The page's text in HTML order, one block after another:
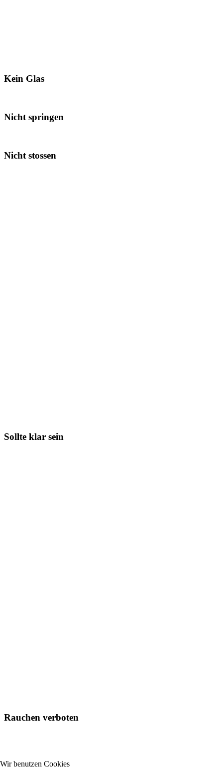
Kein Glas
Nicht springen
Nicht stossen
Sollte klar sein
Rauchen verboten
Wir benutzen Cookies